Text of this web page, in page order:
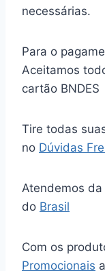
necessárias.
Para o
Aceitamos
cartão BNDES
Tire todas
no Dúvidas
Atendemos
do Brasil
Com os
Promocionais